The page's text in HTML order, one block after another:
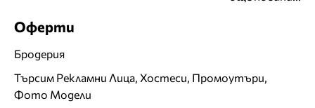
Оферти
Бродерия
Търсим Рекламни Лица, Хостеси, Промоутъри,
Фото Модели